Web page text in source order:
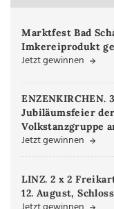
Marktfest Bad
Imkereiprodukt
Jetzt gewinnen
Jubiläumsfeier
Volkstanzgruppe
Jetzt gewinnen
LINZ. 2 x 2
12. August,